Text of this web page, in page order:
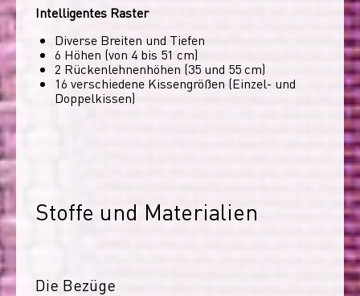
Intelligentes Raster
Diverse Breiten und Tiefen
6 Höhen (von 4 bis 51 cm)
2 Rückenlehnenhöhen (35 und 55 cm)
16 verschiedene Kissengrößen (Einzel- und
Doppelkissen)
Stoffe und Materialien
Die Bezüge